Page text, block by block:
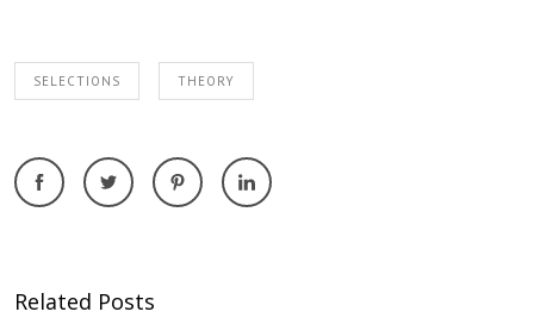
SELECTIONS THEORY
Related Posts